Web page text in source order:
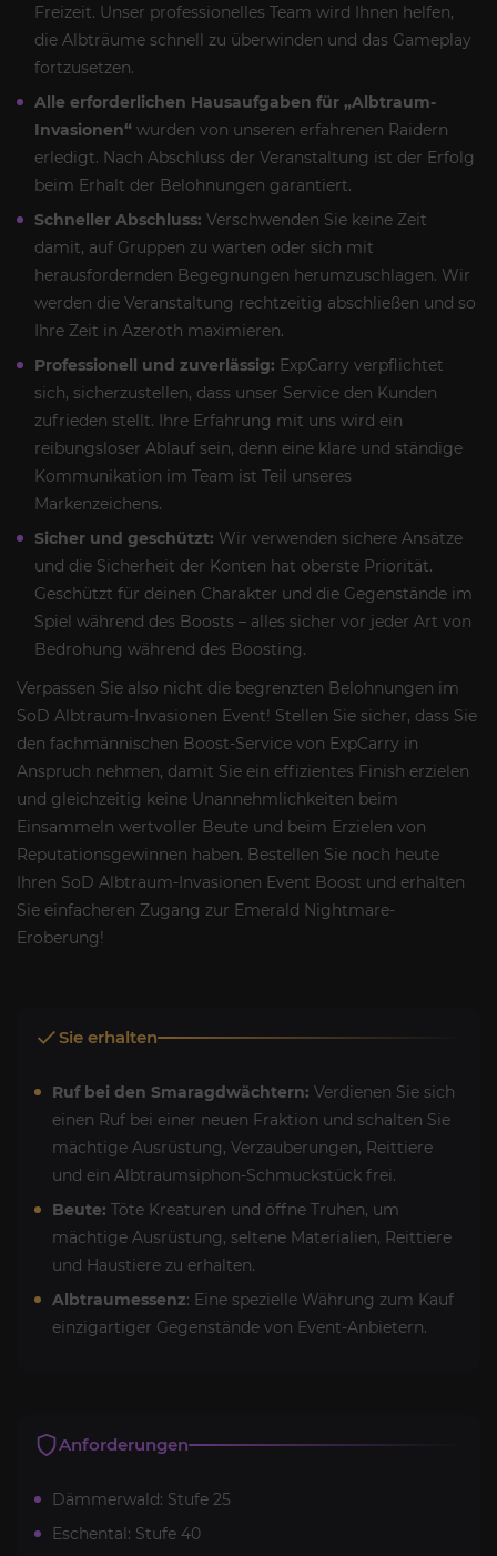
Freizeit. Unser professionelles Team wird Ihnen helfen,
die Albträume schnell zu überwinden und das Gameplay
fortzusetzen.
Alle erforderlichen Hausaufgaben für „Albtraum-
Invasionen“ wurden von unseren erfahrenen Raidern
erledigt. Nach Abschluss der Veranstaltung ist der Erfolg
beim Erhalt der Belohnungen garantiert.
Schneller Abschluss: Verschwenden Sie keine Zeit
damit, auf Gruppen zu warten oder sich mit
herausfordernden Begegnungen herumzuschlagen. Wir
werden die Veranstaltung rechtzeitig abschließen und so
Ihre Zeit in Azeroth maximieren.
Professionell und zuverlässig: ExpCarry verpflichtet
sich, sicherzustellen, dass unser Service den Kunden
zufrieden stellt. Ihre Erfahrung mit uns wird ein
reibungsloser Ablauf sein, denn eine klare und ständige
Kommunikation im Team ist Teil unseres
Markenzeichens.
Sicher und geschützt: Wir verwenden sichere Ansätze
und die Sicherheit der Konten hat oberste Priorität.
Geschützt für deinen Charakter und die Gegenstände im
Spiel während des Boosts – alles sicher vor jeder Art von
Bedrohung während des Boosting.
Verpassen Sie also nicht die begrenzten Belohnungen im
SoD Albtraum-Invasionen Event! Stellen Sie sicher, dass Sie
den fachmännischen Boost-Service von ExpCarry in
Anspruch nehmen, damit Sie ein effizientes Finish erzielen
und gleichzeitig keine Unannehmlichkeiten beim
Einsammeln wertvoller Beute und beim Erzielen von
Reputationsgewinnen haben. Bestellen Sie noch heute
Ihren SoD Albtraum-Invasionen Event Boost und erhalten
Sie einfacheren Zugang zur Emerald Nightmare-
Eroberung!
Sie erhalten
Ruf bei den Smaragdwächtern: Verdienen Sie sich
einen Ruf bei einer neuen Fraktion und schalten Sie
mächtige Ausrüstung, Verzauberungen, Reittiere
und ein Albtraumsiphon-Schmuckstück frei.
Beute: Töte Kreaturen und öffne Truhen, um
mächtige Ausrüstung, seltene Materialien, Reittiere
und Haustiere zu erhalten.
Albtraumessenz: Eine spezielle Währung zum Kauf
einzigartiger Gegenstände von Event-Anbietern.
Anforderungen
Dämmerwald: Stufe 25
Eschental: Stufe 40